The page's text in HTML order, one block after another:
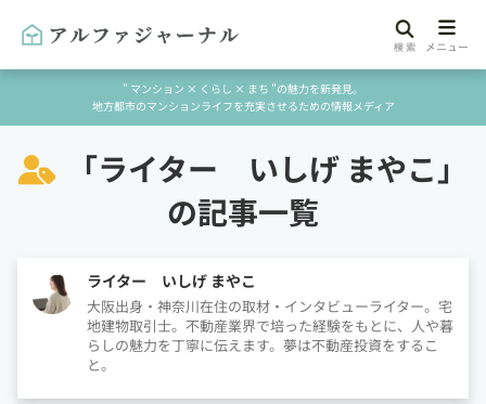
" マンション × くらし × まち "の魅力を新発見。
地方都市のマンションライフを充実させるための情報メディア
「ライター いしげ まやこ」
の記事一覧
ライター いしげ まやこ
大阪出身・神奈川在住の取材・インタビューライター。宅
地建物取引士。不動産業界で培った経験をもとに、人や暮
らしの魅力を丁寧に伝えます。夢は不動産投資をするこ
と。